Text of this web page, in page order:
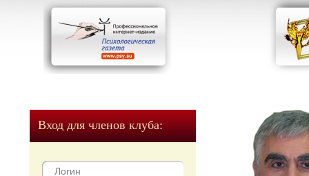
Вход для членов клуба: